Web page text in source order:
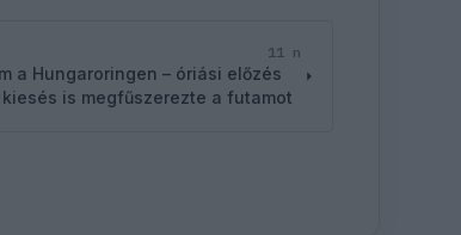
11 n
a Hungaroringen – óriási előzés
is megfűszerezte a futamot